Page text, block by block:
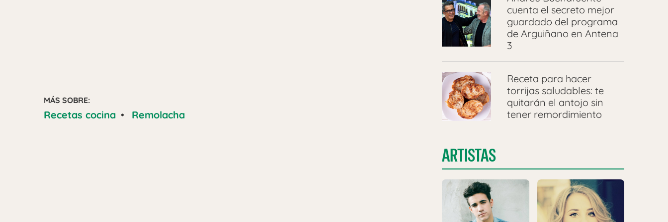
MÁS SOBRE:
Recetas cocina • Remolacha
cuenta el secreto mejor
guardado del programa
de Arguiñano en Antena
3
Receta para hacer
torrijas saludables: te
quitarán el antojo sin
tener remordimiento
ARTISTAS